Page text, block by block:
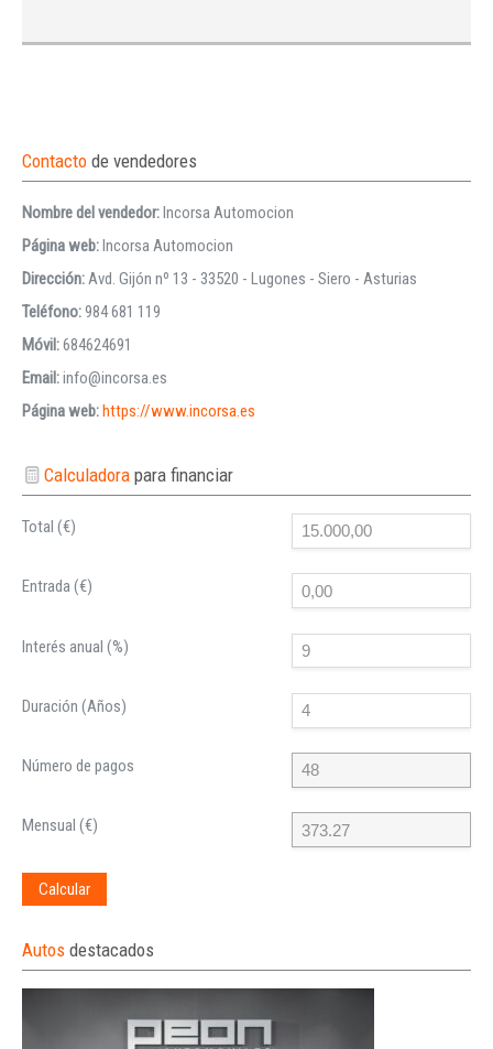
Contacto de vendedores
Nombre del vendedor:Incorsa Automocion
Página web:Incorsa Automocion
Dirección:Avd. Gijón nº 13 - 33520 - Lugones - Siero - Asturias
Teléfono:984 681 119
Móvil:684624691
Email:info@incorsa.es
Página web:https://www.incorsa.es
Calculadorapara financiar
Total (€)
Entrada (€)
Interés anual (%)
Duración (Años)
Número de pagos
Mensual (€)
Calcular
Autos destacados